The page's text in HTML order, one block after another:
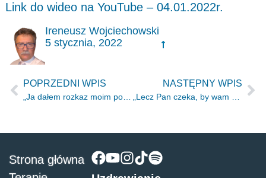
Link do wideo na YouTube – 04.01.2022r.
Ireneusz Wojciechowski
5 stycznia, 2022
POPRZEDNI WPIS
„Ja dałem rozkaz moim poświęconym” Iz 13.3
NASTĘPNY WPIS
Strona główna